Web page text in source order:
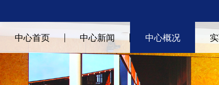
中心首页 中心新闻 中心概况